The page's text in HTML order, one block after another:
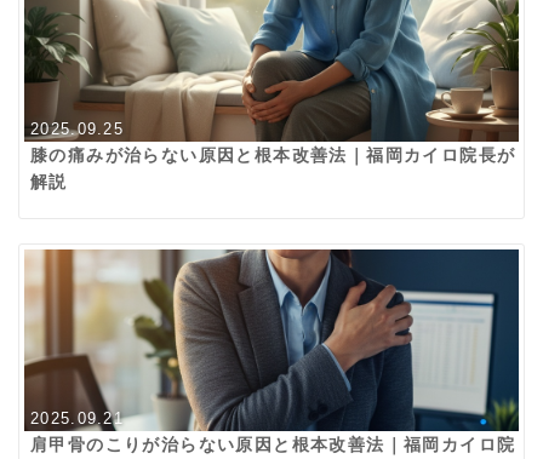
2025.09.25
膝の痛みが治らない原因と根本改善法｜福岡カイロ院長が
解説
2025.09.21
肩甲骨のこりが治らない原因と根本改善法｜福岡カイロ院